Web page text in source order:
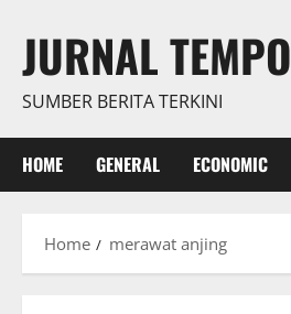
content
JURNAL TEMPO
SUMBER BERITA TERKINI
HOME GENERAL ECONOMIC
Home merawat anjing